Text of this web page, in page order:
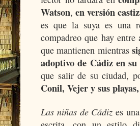
Watson, en versión
es que la suya es una
compadreo que hay
que mantienen mientras
adoptivo de Cádiz en
que salir de su ciudad,
Conil, Vejer y sus
Las niñas de Cádiz es